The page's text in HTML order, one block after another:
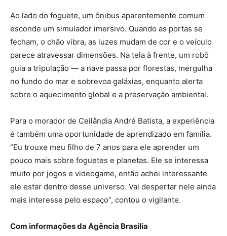
Ao lado do foguete, um ônibus aparentemente comum
esconde um simulador imersivo. Quando as portas se
fecham, o chão vibra, as luzes mudam de cor e o veículo
parece atravessar dimensões. Na tela à frente, um robô
guia a tripulação — a nave passa por florestas, mergulha
no fundo do mar e sobrevoa galáxias, enquanto alerta
sobre o aquecimento global e a preservação ambiental.
Para o morador de Ceilândia André Batista, a experiência
é também uma oportunidade de aprendizado em família.
“Eu trouxe meu filho de 7 anos para ele aprender um
pouco mais sobre foguetes e planetas. Ele se interessa
muito por jogos e videogame, então achei interessante
ele estar dentro desse universo. Vai despertar nele ainda
mais interesse pelo espaço”, contou o vigilante.
Com informações da Agência Brasília